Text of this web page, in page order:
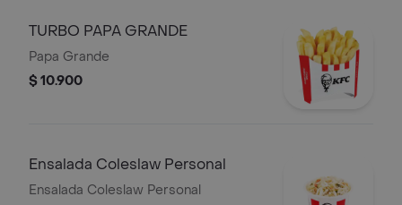
TURBO PAPA GRANDE
Papa Grande
$ 10.900
Ensalada Coleslaw Personal
Ensalada Coleslaw Personal